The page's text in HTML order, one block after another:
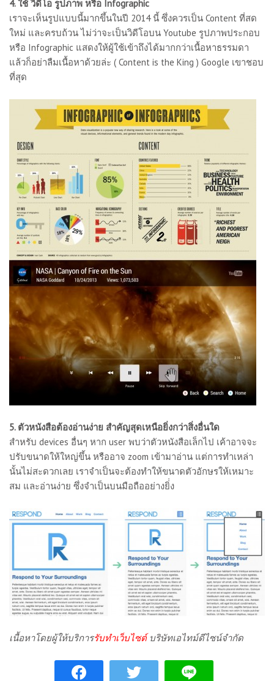
4. ใช้ วิดีโอ รูปภาพ หรือ Infographic
เราจะเห็นรูปแบบนี้มากขึ้นในปี 2014 นี้ ซึ่งควรเป็น Content ที่สด
ใหม่ และครบถ้วน ไม่ว่าจะเป็นวิดีโอบน Youtube รูปภาพประกอบ
หรือ Infographic แสดงให้ผู้ใช้เข้าถึงได้มากกว่าเนื้อหาธรรมดา
แล้วก็อย่าลืมเนื้อหาด้วยล่ะ ( Content is the King ) Google เขาชอบ
ที่สุด
5. ตัวหนังสือต้องอ่านง่าย สำคัญสุดเหนือยิ่งกว่าสิ่งอื่นใด
สำหรับ devices อื่นๆ หาก user พบว่าตัวหนังสือเล็กไป เค้าอาจจะ
ปรับขนาดให้ใหญ่ขึ้น หรืออาจ zoom เข้ามาอ่าน แต่การทำเหล่า
นั้นไม่สะดวกเลย เราจำเป็นจะต้องทำให้ขนาดตัวอักษรให้เหมาะ
สม และอ่านง่าย ซึ่งจำเป็นบนมือถืออย่างยิ่่ง
เนื้อหาโดยผู้ให้บริการรับทำเว็บไซต์บริษัทเอไทม์ดีไซน์จำกัด